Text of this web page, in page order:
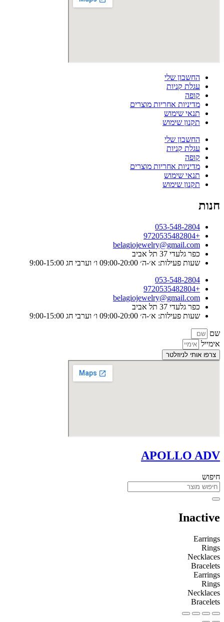
החשבון שלי
עגלת קניות
קופה
מדיניות אחריות מוצרים
תנאי שימוש
תקנון שימוש
החשבון שלי
עגלת קניות
קופה
מדיניות אחריות מוצרים
תנאי שימוש
תקנון שימוש
חנות
053-548-2804
+9720535482804
belagiojewelry@gmail.com
כפר גלעדי 37 תל אביב
שעות פעילות: א׳-ה׳ 09:00-20:00 ו׳ וערבי חג 9:00-15:00
053-548-2804
+9720535482804
belagiojewelry@gmail.com
כפר גלעדי 37 תל אביב
שעות פעילות: א׳-ה׳ 09:00-20:00 ו׳ וערבי חג 9:00-15:00
שם
אימייל
צרפו אותי לניוזלטר
APOLLO ADV
חיפוש
Inactive
Earrings
Rings
Necklaces
Bracelets
Earrings
Rings
Necklaces
Bracelets